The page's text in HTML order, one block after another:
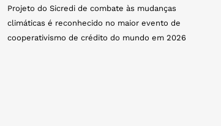
Projeto do Sicredi de combate às mudanças
climáticas é reconhecido no maior evento de
cooperativismo de crédito do mundo em 2026